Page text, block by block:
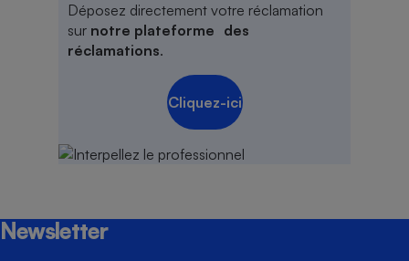
Déposez directement votre réclamation
sur notre plateforme des
réclamations.
Cliquez-ici
Newsletter